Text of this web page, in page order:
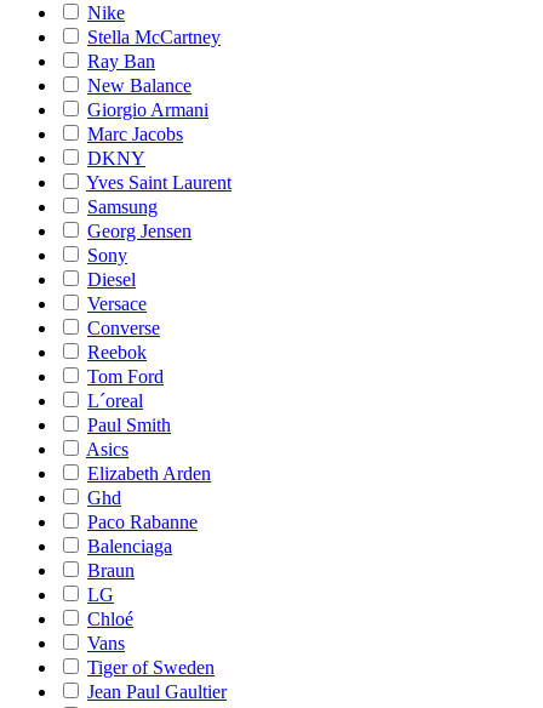
Nike
Stella McCartney
Ray Ban
New Balance
Giorgio Armani
Marc Jacobs
DKNY
Yves Saint Laurent
Samsung
Georg Jensen
Sony
Diesel
Versace
Converse
Reebok
Tom Ford
L´oreal
Paul Smith
Asics
Elizabeth Arden
Ghd
Paco Rabanne
Balenciaga
Braun
LG
Chloé
Vans
Tiger of Sweden
Jean Paul Gaultier